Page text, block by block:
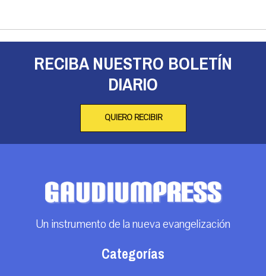
RECIBA NUESTRO BOLETÍN
DIARIO
QUIERO RECIBIR
Un instrumento de la nueva evangelización
Categorías